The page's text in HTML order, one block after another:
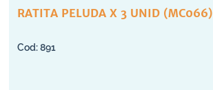
RATITA PELUDA X 3 UNID (MC066)
891